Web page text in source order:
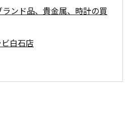
ンド品、貴金属、時計の買
白石店